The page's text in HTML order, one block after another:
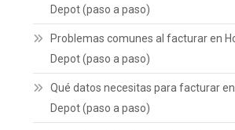
Depot (paso a paso)
Problemas comunes al facturar en
Depot (paso a paso)
Qué datos necesitas para facturar
Depot (paso a paso)